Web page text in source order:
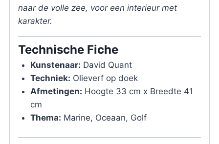
naar de volle zee, voor een interieur met
karakter.
Technische Fiche
Kunstenaar: David Quant
Techniek: Olieverf op doek
Afmetingen: Hoogte 33 cm x Breedte 41
cm
Thema: Marine, Oceaan, Golf